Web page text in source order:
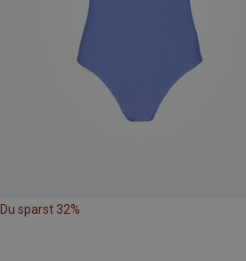
Du sparst 32%